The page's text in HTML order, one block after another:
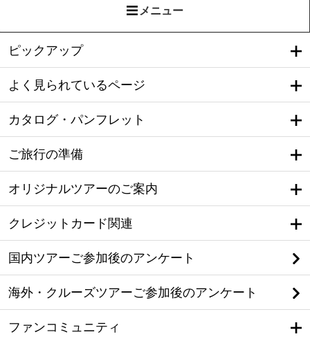
メニュー
ピックアップ
よく見られているページ
カタログ・パンフレット
ご旅行の準備
オリジナルツアーのご案内
クレジットカード関連
国内ツアーご参加後のアンケート
海外・クルーズツアーご参加後のアンケート
ファンコミュニティ